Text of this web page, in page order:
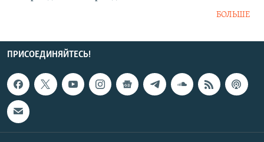
БОЛЬШЕ
ПРИСОЕДИНЯЙТЕСЬ!